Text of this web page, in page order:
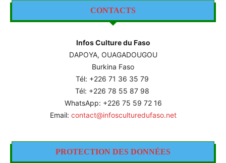
CONTACTS
Infos Culture du Faso
DAPOYA, OUAGADOUGOU
Burkina Faso
Tél: +226 71 36 35 79
Tél: +226 78 55 87 98
WhatsApp: +226 75 59 72 16
Email: contact@infosculturedufaso.net
PROTECTION DES DONNÉES